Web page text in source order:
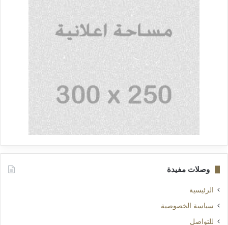
وصلات مفيدة
الرئيسية
سياسة الخصوصية
للتواصل